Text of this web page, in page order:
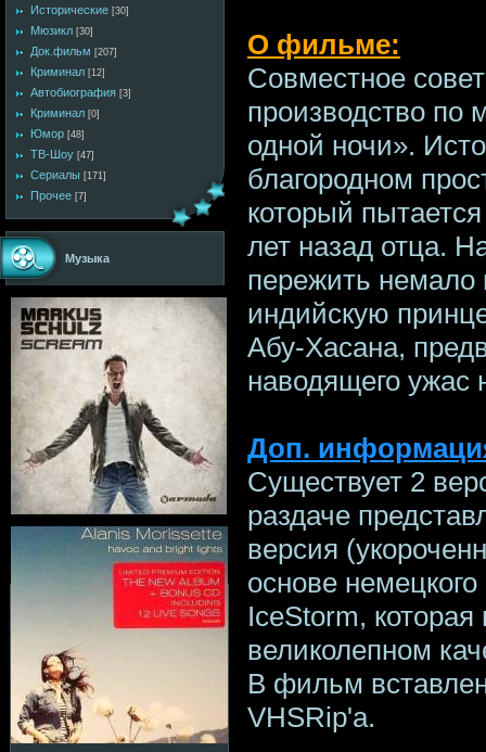
Исторические [30]
Мюзикл [30]
Док.фильм [207]
Криминал [12]
Автобиография [3]
Криминал [0]
Юмор [48]
ТВ-Шоу [47]
Сериалы [171]
Прочее [7]
Музыка
О фильме:
Совместное
производство по
одной ночи».
благородном
который
лет назад отца.
пережить немало
индийскую
Абу-Хасана,
наводящего ужас
Доп.
Существует 2
раздаче
версия
основе
IceStorm,
великолепном
В фильм
VHSRip'a.